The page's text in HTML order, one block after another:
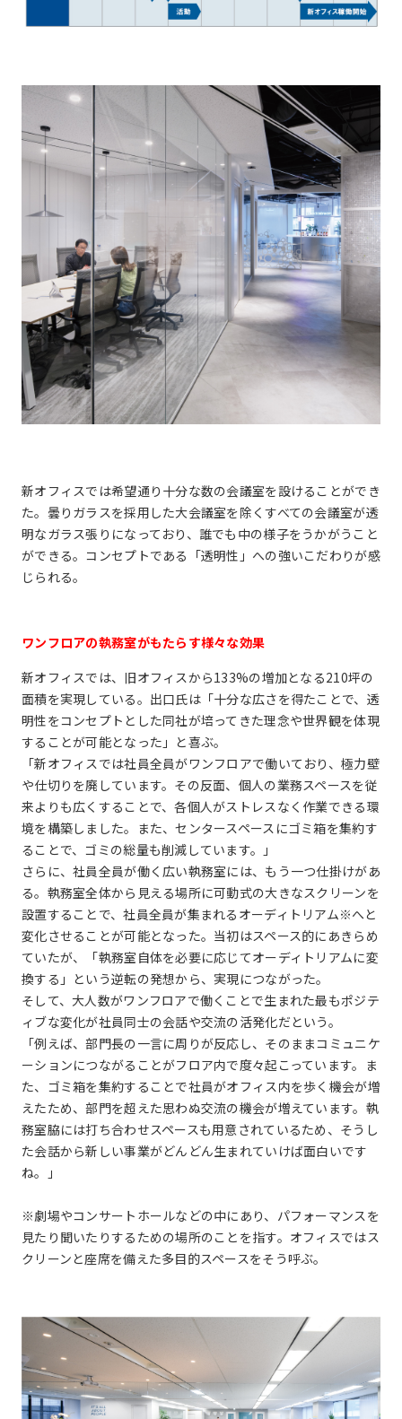
新オフィスでは希望通り十分な数の会議室を設けることができ
た。曇りガラスを採用した大会議室を除くすべての会議室が透
明なガラス張りになっており、誰でも中の様子をうかがうこと
ができる。コンセプトである「透明性」への強いこだわりが感
じられる。
ワンフロアの執務室がもたらす様々な効果
新オフィスでは、旧オフィスから133%の増加となる210坪の
面積を実現している。出口氏は「十分な広さを得たことで、透
明性をコンセプトとした同社が培ってきた理念や世界観を体現
することが可能となった」と喜ぶ。
「新オフィスでは社員全員がワンフロアで働いており、極力壁
や仕切りを廃しています。その反面、個人の業務スペースを従
来よりも広くすることで、各個人がストレスなく作業できる環
境を構築しました。また、センタースペースにゴミ箱を集約す
ることで、ゴミの総量も削減しています。」
さらに、社員全員が働く広い執務室には、もう一つ仕掛けがあ
る。執務室全体から見える場所に可動式の大きなスクリーンを
設置することで、社員全員が集まれるオーディトリアム※へと
変化させることが可能となった。当初はスペース的にあきらめ
ていたが、「執務室自体を必要に応じてオーディトリアムに変
換する」という逆転の発想から、実現につながった。
そして、大人数がワンフロアで働くことで生まれた最もポジテ
ィブな変化が社員同士の会話や交流の活発化だという。
「例えば、部門長の一言に周りが反応し、そのままコミュニケ
ーションにつながることがフロア内で度々起こっています。ま
た、ゴミ箱を集約することで社員がオフィス内を歩く機会が増
えたため、部門を超えた思わぬ交流の機会が増えています。執
務室脇には打ち合わせスペースも用意されているため、そうし
た会話から新しい事業がどんどん生まれていけば面白いです
ね。」
※劇場やコンサートホールなどの中にあり、パフォーマンスを
見たり聞いたりするための場所のことを指す。オフィスではス
クリーンと座席を備えた多目的スペースをそう呼ぶ。